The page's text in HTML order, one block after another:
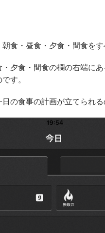
食・昼食・夕食・間食を
夕食・間食の欄の右端に
す。
の食事の計画が立てられる